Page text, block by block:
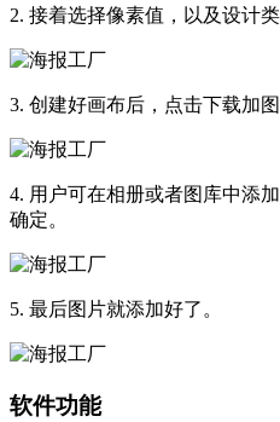
2. 接着选择像素值，以及设计
3. 创建好画布后，点击下载加图
4. 用户可在相册或者图库中添
确定。
5. 最后图片就添加好了。
软件功能